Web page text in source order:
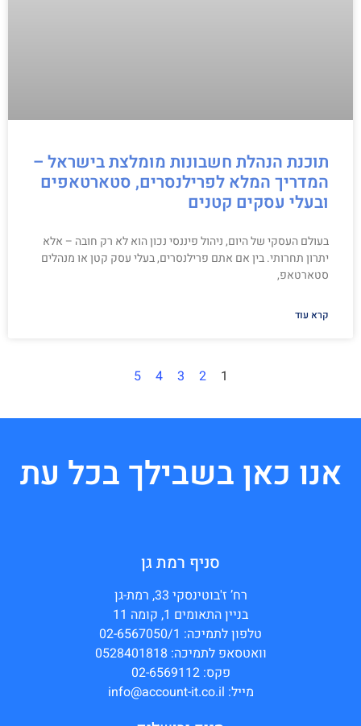
תוכנת הנהלת חשבונות מומלצת בישראל –
המדריך המלא לפרילנסרים, סטארטאפים
ובעלי עסקים קטנים
בעולם העסקי של היום, ניהול פיננסי נכון הוא לא רק חובה – אלא
יתרון תחרותי. בין אם אתם פרילנסרים, בעלי עסק קטן או מנהלים
סטארטאפ,
קרא עוד
1
2
3
4
5
אנו כאן בשבילך בכל עת
סניף רמת גן
רח’ ז'בוטינסקי 33, רמת-גן
בניין התאומים 1, קומה 11
טלפון לתמיכה: 02-6567050/1
וואטסאפ לתמיכה: 0528401818
פקס: 02-6569112
מייל: info@account-it.co.il